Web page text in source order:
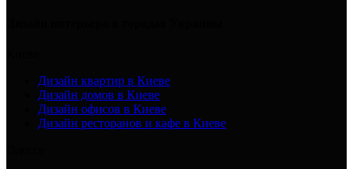
Дизайн квартир в Киеве
Дизайн домов в Киеве
Дизайн офисов в Киеве
Дизайн ресторанов и кафе в Киеве